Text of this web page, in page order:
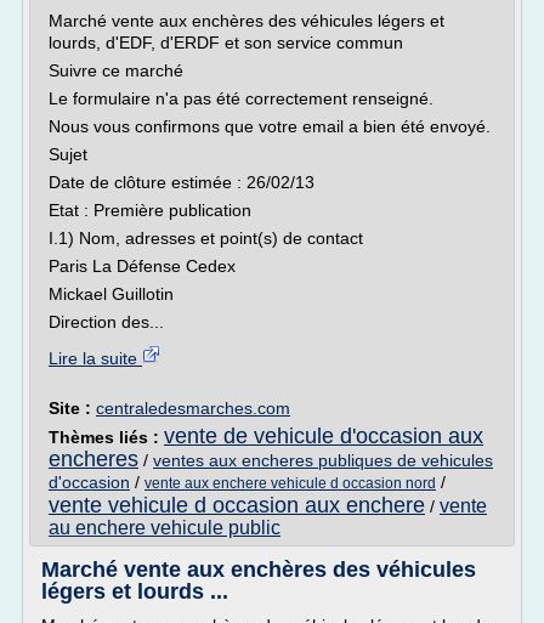
Marché vente aux enchères des véhicules légers et
lourds, d'EDF, d'ERDF et son service commun
Suivre ce marché
Le formulaire n'a pas été correctement renseigné.
Nous vous confirmons que votre email a bien été envoyé.
Sujet
Date de clôture estimée : 26/02/13
Etat : Première publication
I.1) Nom, adresses et point(s) de contact
Paris La Défense Cedex
Mickael Guillotin
Direction des...
Lire la suite
Site : centraledesmarches.com
Thèmes liés : vente de vehicule d'occasion aux
encheres / ventes aux encheres publiques de vehicules
d'occasion / vente aux enchere vehicule d occasion nord /
vente vehicule d occasion aux enchere / vente
au enchere vehicule public
Marché vente aux enchères des véhicules
légers et lourds ...